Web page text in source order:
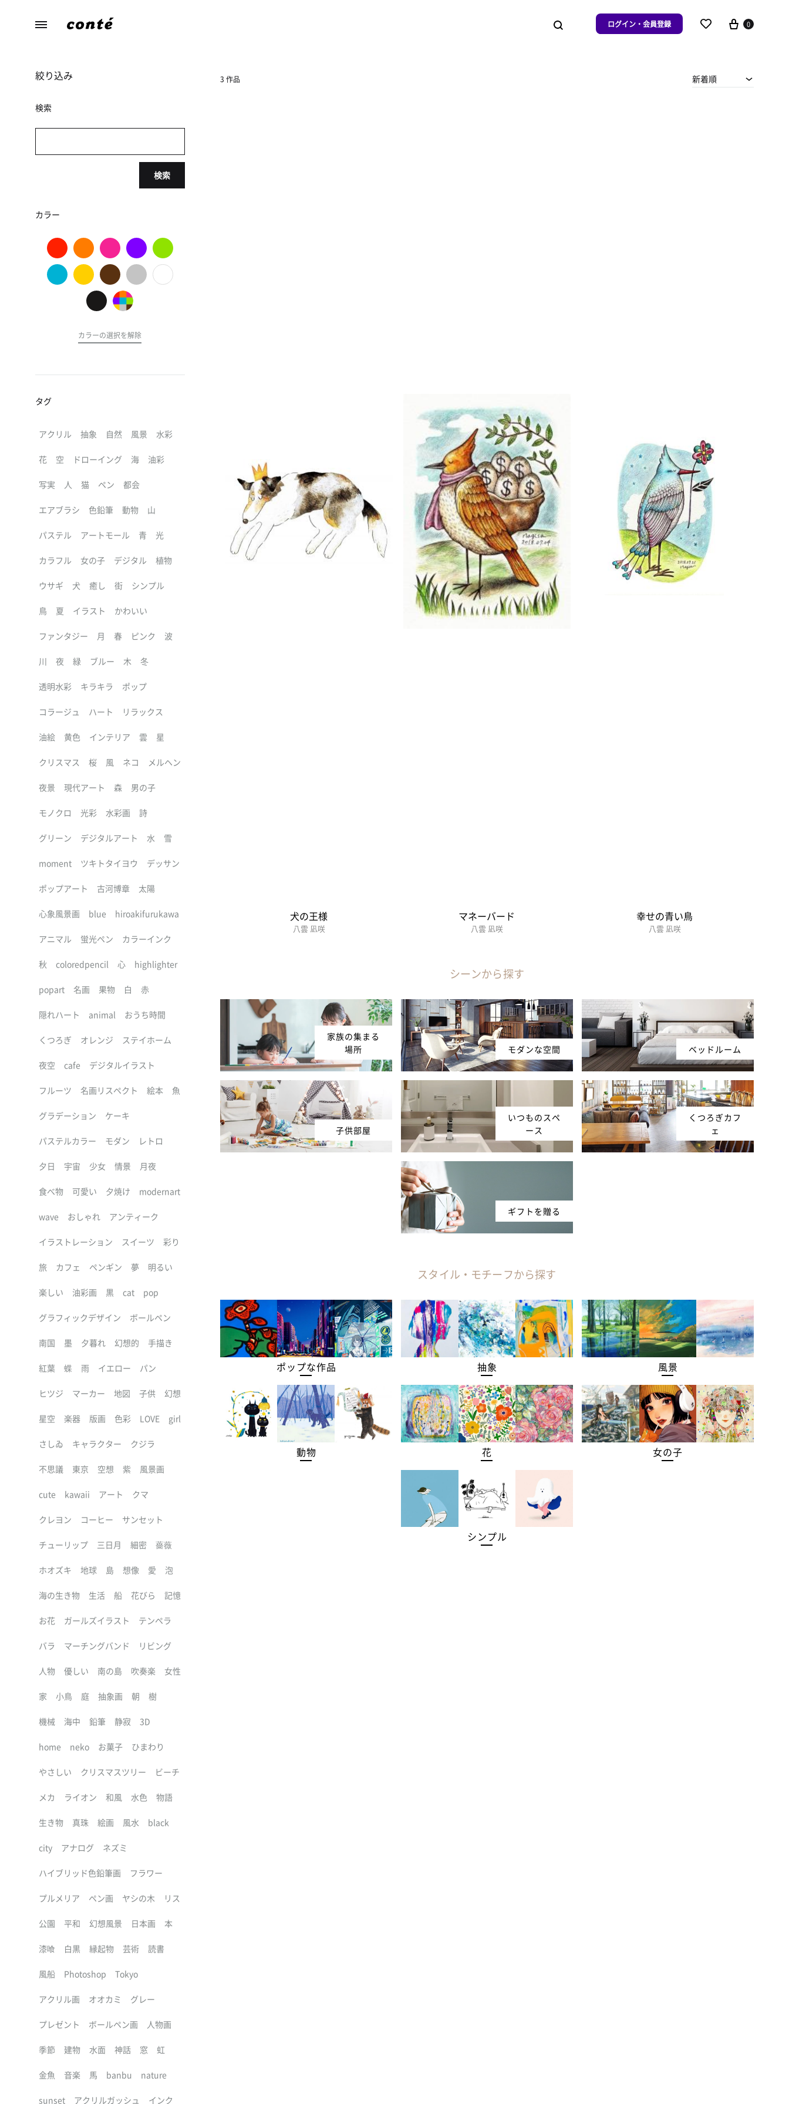
ら
た
の
ログイン・会員登録 0
3 作品 新着順
犬の王様
八雲 凪咲
マネーバード
八雲 凪咲
幸せの青い鳥
八雲 凪咲
シーンから探す
家族の集まる
場所
モダンな空間 ベッドルーム
子供部屋
いつものスペ
ース
くつろぎカフ
ェ
ギフトを贈る
スタイル・モチーフから探す
ポップな作品 抽象 風景
動物 花 女の子
シンプル
絞り込み
検索
検索
カラー
カラーの選択を解除
タグ
アクリル 抽象 自然 風景 水彩
花 空 ドローイング 海 油彩
写実 人 猫 ペン 都会
エアブラシ 色鉛筆 動物 山
パステル アートモール 青 光
カラフル 女の子 デジタル 植物
ウサギ 犬 癒し 街 シンプル
鳥 夏 イラスト かわいい
ファンタジー 月 春 ピンク 波
川 夜 緑 ブルー 木 冬
透明水彩 キラキラ ポップ
コラージュ ハート リラックス
油絵 黄色 インテリア 雲 星
クリスマス 桜 風 ネコ メルヘン
夜景 現代アート 森 男の子
モノクロ 光彩 水彩画 詩
グリーン デジタルアート 水 雪
moment ツキトタイヨウ デッサン
ポップアート 古河博章 太陽
心象風景画 blue hiroakifurukawa
アニマル 蛍光ペン カラーインク
秋 coloredpencil 心 highlighter
popart 名画 果物 白 赤
隠れハート animal おうち時間
くつろぎ オレンジ ステイホーム
夜空 cafe デジタルイラスト
フルーツ 名画リスペクト 絵本 魚
グラデーション ケーキ
パステルカラー モダン レトロ
夕日 宇宙 少女 情景 月夜
食べ物 可愛い 夕焼け modernart
wave おしゃれ アンティーク
イラストレーション スイーツ 彩り
旅 カフェ ペンギン 夢 明るい
楽しい 油彩画 黒 cat pop
グラフィックデザイン ボールペン
南国 墨 夕暮れ 幻想的 手描き
紅葉 蝶 雨 イエロー パン
ヒツジ マーカー 地図 子供 幻想
星空 楽器 版画 色彩 LOVE girl
さしゐ キャラクター クジラ
不思議 東京 空想 紫 風景画
cute kawaii アート クマ
クレヨン コーヒー サンセット
チューリップ 三日月 細密 薔薇
ホオズキ 地球 島 想像 愛 泡
海の生き物 生活 船 花びら 記憶
お花 ガールズイラスト テンペラ
バラ マーチングバンド リビング
人物 優しい 南の島 吹奏楽 女性
家 小鳥 庭 抽象画 朝 樹
機械 海中 鉛筆 静寂 3D
home neko お菓子 ひまわり
やさしい クリスマスツリー ビーチ
メカ ライオン 和風 水色 物語
生き物 真珠 絵画 風水 black
city アナログ ネズミ
ハイブリッド色鉛筆画 フラワー
プルメリア ペン画 ヤシの木 リス
公園 平和 幻想風景 日本画 本
漆喰 白黒 縁起物 芸術 読書
風船 Photoshop Tokyo
アクリル画 オオカミ グレー
プレゼント ボールペン画 人物画
季節 建物 水面 神話 窓 虹
金魚 音楽 馬 banbu nature
sunset アクリルガッシュ インク